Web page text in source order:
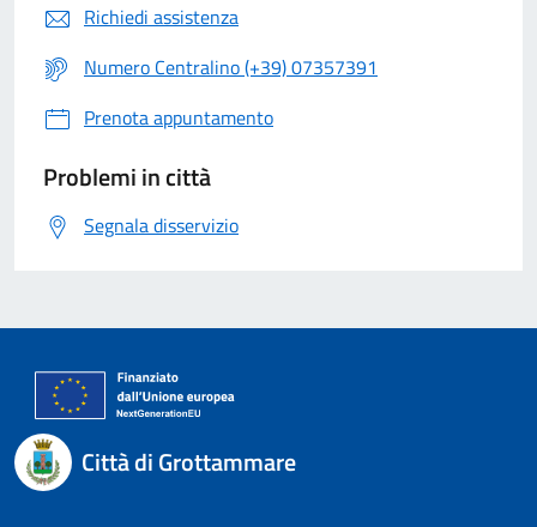
Richiedi assistenza
Numero Centralino (+39) 07357391
Prenota appuntamento
Problemi in città
Segnala disservizio
Città di Grottammare